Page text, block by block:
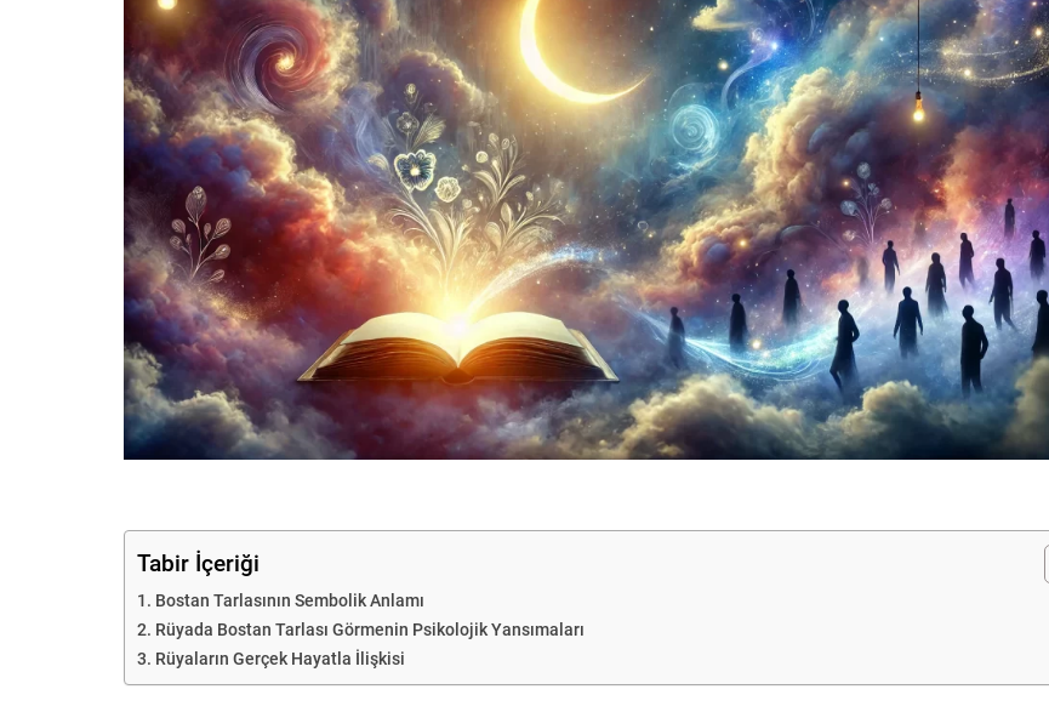
Tabir İçeriği
Bostan Tarlasının Sembolik Anlamı
Rüyada Bostan Tarlası Görmenin Psikolojik Yansımaları
Rüyaların Gerçek Hayatla İlişkisi